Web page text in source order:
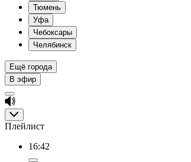
Тюмень
Уфа
Чебоксары
Челябинск
Ещё города
В эфир
Плейлист
16:42